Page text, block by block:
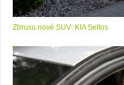
Zbrusu nové SUV: KIA Seltos